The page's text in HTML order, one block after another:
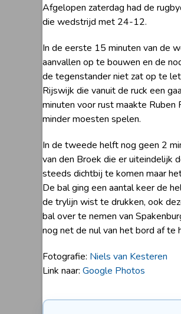
Afgelopen zaterdag had de
die wedstrijd met 24-12.
In de eerste 15 minuten van de
aanvallen op te bouwen en de
de tegenstander niet zat op te
Rijswijk die vanuit de ruck een
minuten voor rust maakte
minder moesten spelen.
In de tweede helft nog geen 2
van den Broek die er uiteindelijk
steeds dichtbij te komen maar
De bal ging een aantal keer de
de trylijn wist te drukken, ook
bal over te nemen van
nog net de nul van het bord af
Fotografie: Niels van Kesteren
Link naar: Google Photos